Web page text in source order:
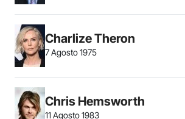
Charlize Theron
7 Agosto 1975
Chris Hemsworth
11 Agosto 1983